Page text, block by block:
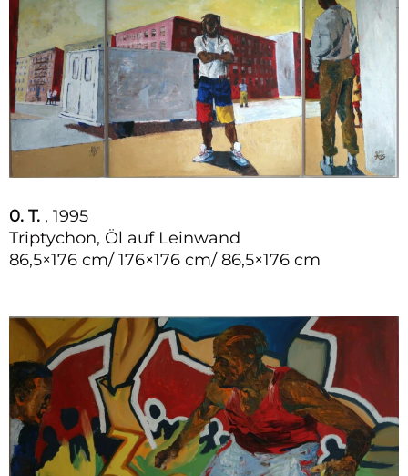
0. T. , 1995
Triptychon, Öl auf Leinwand
86,5×176 cm/ 176×176 cm/ 86,5×176 cm